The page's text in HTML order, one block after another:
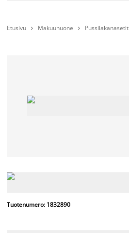
Etusivu  Makuuhuone  Pussilakanasetit
Tuotenumero: 1832890